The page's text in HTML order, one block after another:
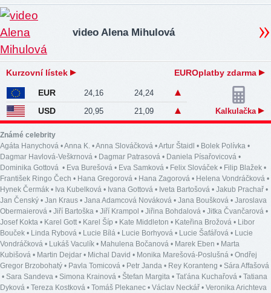
video Alena Mihulová
Kurzovní lístek EUROplatby zdarma
EUR 24,16 24,24
USD 20,95 21,09 Kalkulačka
Známé celebrity
Agáta Hanychová •Anna K. •Anna Slováčková •Artur Štaidl • Bolek Polívka •
Dagmar Havlová-Veškrnová • Dagmar Patrasová • Daniela Písařovicová •
Dominika Gottová • Eva Burešová • Eva Samková • Felix Slováček • Filip Blažek •
František Ringo Čech • Hana Gregorová • Hana Zagorová • Helena Vondráčková •
Hynek Čermák • Iva Kubelková • Ivana Gottová • Iveta Bartošová • Jakub Prachař •
Jan Čenský • Jan Kraus • Jana Adamcová Nováková • Jana Boušková • Jaroslava
Obermaierová • Jiří Bartoška • Jiří Krampol • Jiřina Bohdalová • Jitka Čvančarová •
Josef Kokta • Karel Gott • Karel Šíp • Kate Middleton • Kateřina Brožová • Libor
Bouček • Linda Rybová • Lucie Bílá • Lucie Borhyová • Lucie Šafářová • Lucie
Vondráčková • Lukáš Vaculík • Mahulena Bočanová • Marek Eben • Marta
Kubišová • Martin Dejdar • Michal David • Monika Marešová-Poslušná • Ondřej
Gregor Brzobohatý • Pavla Tomicová • Petr Janda • Rey Koranteng • Sára Affašová
• Sara Sandeva • Simona Krainová • Štefan Margita • Taťána Kuchařová • Tatiana
Dyková • Tereza Kostková • Tomáš Plekanec • Václav Neckář • Veronika Arichteva